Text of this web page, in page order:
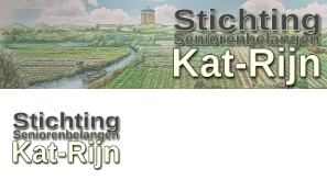
Ga
naar
de
inhoud